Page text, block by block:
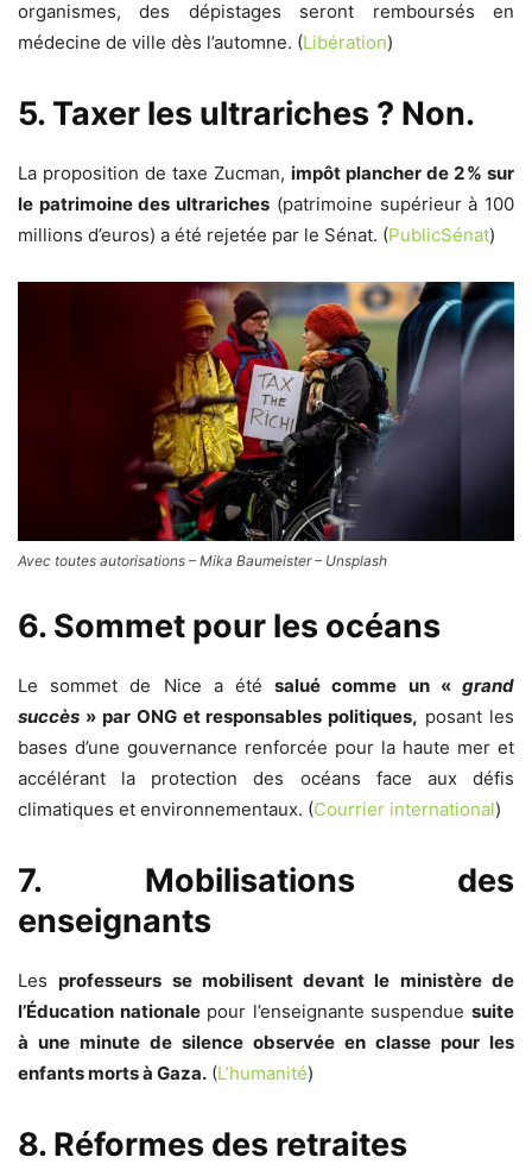
organismes, des dépistages seront remboursés en
médecine de ville dès l’automne. (Libération)
5. Taxer les ultrariches ? Non.
La proposition de taxe Zucman, impôt plancher de 2 % sur
le patrimoine des ultrariches (patrimoine supérieur à 100
millions d’euros) a été rejetée par le Sénat. (PublicSénat)
Avec toutes autorisations – Mika Baumeister – Unsplash
6. Sommet pour les océans
Le sommet de Nice a étésalué comme un «grand
succès » par ONG et responsables politiques, posant les
bases d’une gouvernance renforcée pour la haute mer et
accélérant la protection des océans face aux défis
climatiques et environnementaux. (Courrier international)
7. Mobilisations des
enseignants
Lesprofesseurs se mobilisent devant le ministère de
l’Éducation nationalepour l’enseignante suspenduesuite
à une minute de silence observée en classe pour les
enfants morts à Gaza. (L’humanité)
8. Réformes des retraites